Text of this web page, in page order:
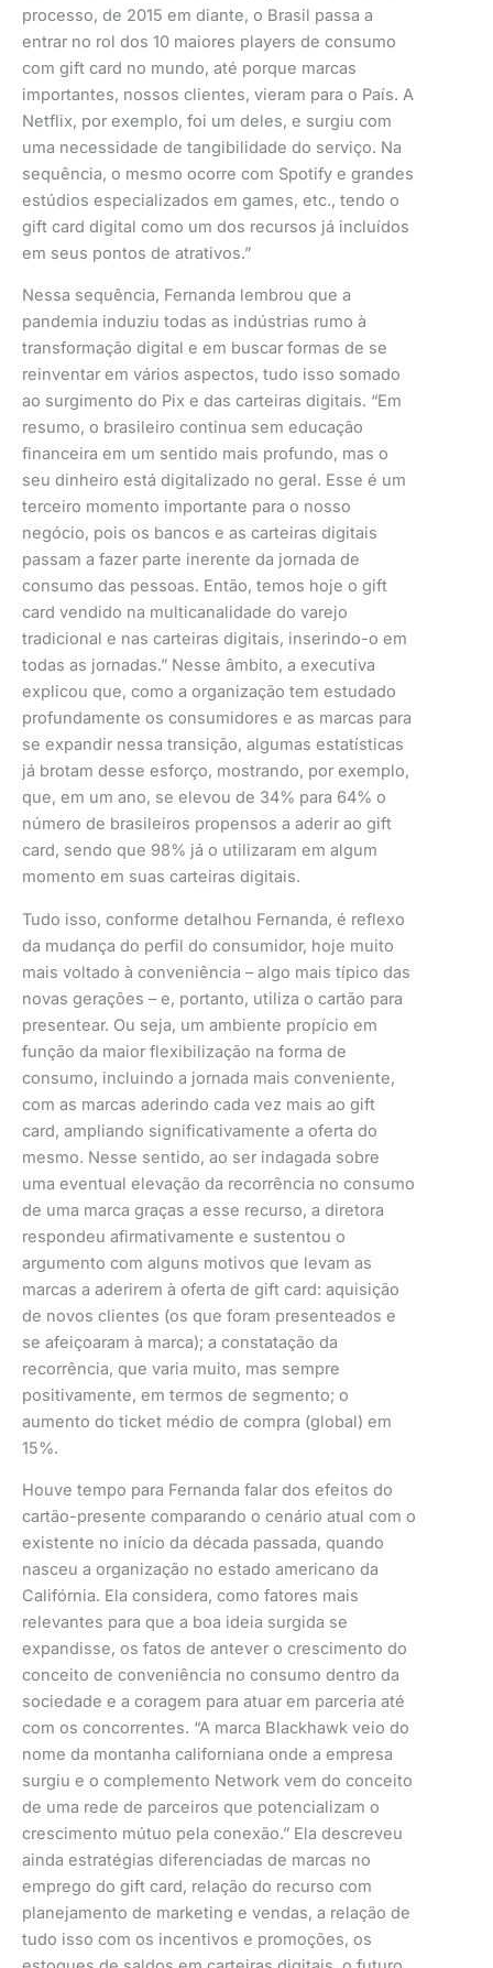
processo, de 2015 em diante, o Brasil passa a
entrar no rol dos 10 maiores players de consumo
com gift card no mundo, até porque marcas
importantes, nossos clientes, vieram para o País. A
Netflix, por exemplo, foi um deles, e surgiu com
uma necessidade de tangibilidade do serviço. Na
sequência, o mesmo ocorre com Spotify e grandes
estúdios especializados em games, etc., tendo o
gift card digital como um dos recursos já incluídos
em seus pontos de atrativos.”
Nessa sequência, Fernanda lembrou que a
pandemia induziu todas as indústrias rumo à
transformação digital e em buscar formas de se
reinventar em vários aspectos, tudo isso somado
ao surgimento do Pix e das carteiras digitais. “Em
resumo, o brasileiro continua sem educação
financeira em um sentido mais profundo, mas o
seu dinheiro está digitalizado no geral. Esse é um
terceiro momento importante para o nosso
negócio, pois os bancos e as carteiras digitais
passam a fazer parte inerente da jornada de
consumo das pessoas. Então, temos hoje o gift
card vendido na multicanalidade do varejo
tradicional e nas carteiras digitais, inserindo-o em
todas as jornadas.” Nesse âmbito, a executiva
explicou que, como a organização tem estudado
profundamente os consumidores e as marcas para
se expandir nessa transição, algumas estatísticas
já brotam desse esforço, mostrando, por exemplo,
que, em um ano, se elevou de 34% para 64% o
número de brasileiros propensos a aderir ao gift
card, sendo que 98% já o utilizaram em algum
momento em suas carteiras digitais.
Tudo isso, conforme detalhou Fernanda, é reflexo
da mudança do perfil do consumidor, hoje muito
mais voltado à conveniência – algo mais típico das
novas gerações – e, portanto, utiliza o cartão para
presentear. Ou seja, um ambiente propício em
função da maior flexibilização na forma de
consumo, incluindo a jornada mais conveniente,
com as marcas aderindo cada vez mais ao gift
card, ampliando significativamente a oferta do
mesmo. Nesse sentido, ao ser indagada sobre
uma eventual elevação da recorrência no consumo
de uma marca graças a esse recurso, a diretora
respondeu afirmativamente e sustentou o
argumento com alguns motivos que levam as
marcas a aderirem à oferta de gift card: aquisição
de novos clientes (os que foram presenteados e
se afeiçoaram à marca); a constatação da
recorrência, que varia muito, mas sempre
positivamente, em termos de segmento; o
aumento do ticket médio de compra (global) em
15%.
Houve tempo para Fernanda falar dos efeitos do
cartão-presente comparando o cenário atual com o
existente no início da década passada, quando
nasceu a organização no estado americano da
Califórnia. Ela considera, como fatores mais
relevantes para que a boa ideia surgida se
expandisse, os fatos de antever o crescimento do
conceito de conveniência no consumo dentro da
sociedade e a coragem para atuar em parceria até
com os concorrentes. “A marca Blackhawk veio do
nome da montanha californiana onde a empresa
surgiu e o complemento Network vem do conceito
de uma rede de parceiros que potencializam o
crescimento mútuo pela conexão.” Ela descreveu
ainda estratégias diferenciadas de marcas no
emprego do gift card, relação do recurso com
planejamento de marketing e vendas, a relação de
tudo isso com os incentivos e promoções, os